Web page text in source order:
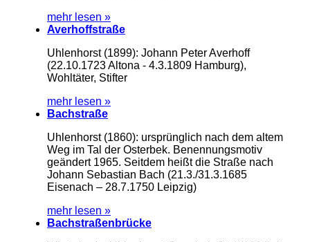
mehr lesen »
Averhoffstraße
Uhlenhorst (1899): Johann Peter Averhoff
(22.10.1723 Altona - 4.3.1809 Hamburg),
Wohltäter, Stifter
mehr lesen »
Bachstraße
Uhlenhorst (1860): ursprünglich nach dem altem
Weg im Tal der Osterbek. Benennungsmotiv
geändert 1965. Seitdem heißt die Straße nach
Johann Sebastian Bach (21.3./31.3.1685
Eisenach – 28.7.1750 Leipzig)
mehr lesen »
Bachstraßenbrücke